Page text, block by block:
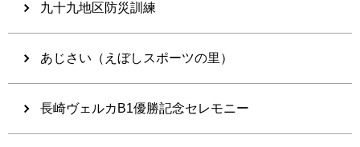
九十九地区防災訓練
あじさい（えぼしスポーツの里）
長崎ヴェルカB1優勝記念セレモニー